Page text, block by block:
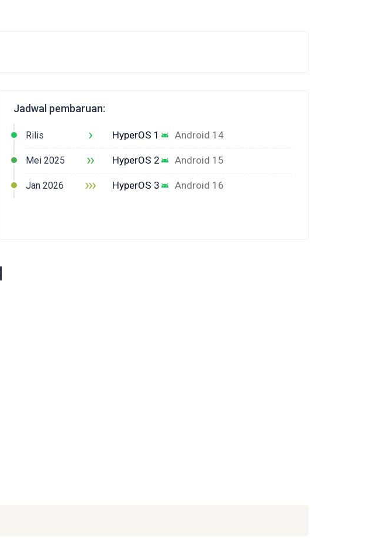
Jadwal pembaruan:
Rilis › HyperOS 1 Android 14
Mei 2025 ›› HyperOS 2 Android 15
Jan 2026 ››› HyperOS 3 Android 16